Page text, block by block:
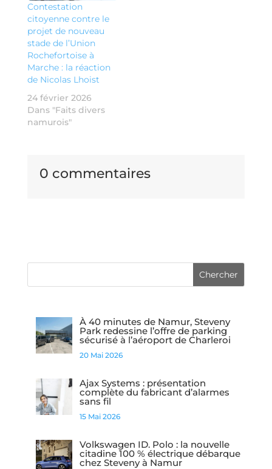
Contestation
citoyenne contre le
projet de nouveau
stade de l’Union
Rochefortoise à
Marche : la réaction
de Nicolas Lhoist
24 février 2026
Dans "Faits divers
namurois"
0 commentaires
À 40 minutes de Namur, Steveny
Park redessine l’offre de parking
sécurisé à l’aéroport de Charleroi
20 Mai 2026
Ajax Systems : présentation
complète du fabricant d’alarmes
sans fil
15 Mai 2026
Volkswagen ID. Polo : la nouvelle
citadine 100 % électrique débarque
chez Steveny à Namur